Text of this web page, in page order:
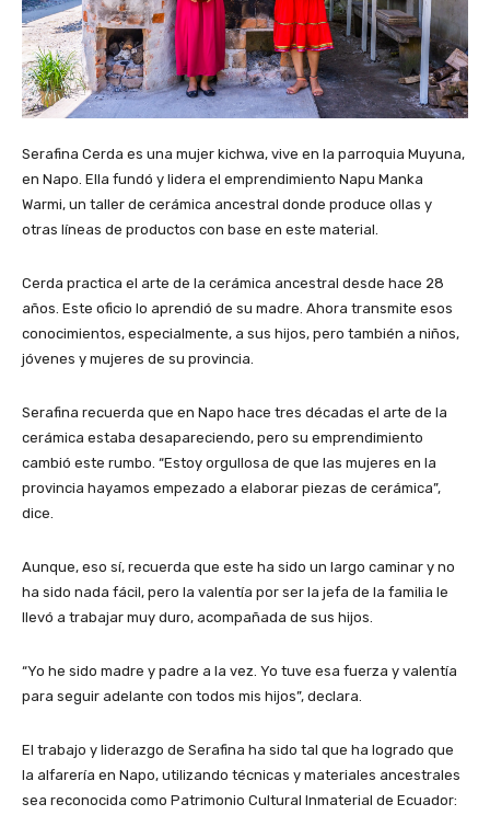
Serafina Cerda es una mujer kichwa, vive en la parroquia Muyuna,
en Napo. Ella fundó y lidera el emprendimiento Napu Manka
Warmi, un taller de cerámica ancestral donde produce ollas y
otras líneas de productos con base en este material.
Cerda practica el arte de la cerámica ancestral desde hace 28
años. Este oficio lo aprendió de su madre. Ahora transmite esos
conocimientos, especialmente, a sus hijos, pero también a niños,
jóvenes y mujeres de su provincia.
Serafina recuerda que en Napo hace tres décadas el arte de la
cerámica estaba desapareciendo, pero su emprendimiento
cambió este rumbo. “Estoy orgullosa de que las mujeres en la
provincia hayamos empezado a elaborar piezas de cerámica”,
dice.
Aunque, eso sí, recuerda que este ha sido un largo caminar y no
ha sido nada fácil, pero la valentía por ser la jefa de la familia le
llevó a trabajar muy duro, acompañada de sus hijos.
“Yo he sido madre y padre a la vez. Yo tuve esa fuerza y valentía
para seguir adelante con todos mis hijos”, declara.
El trabajo y liderazgo de Serafina ha sido tal que ha logrado que
la alfarería en Napo, utilizando técnicas y materiales ancestrales
sea reconocida como Patrimonio Cultural Inmaterial de Ecuador: